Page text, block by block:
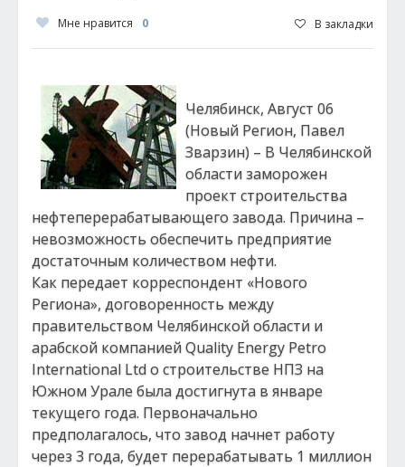
Мне нравится 0 В закладки
Челябинск, Август 06
(Новый Регион, Павел
Зварзин) – В Челябинской
области заморожен
проект строительства
нефтеперерабатывающего завода. Причина –
невозможность обеспечить предприятие
достаточным количеством нефти.
Как передает корреспондент «Нового
Региона», договоренность между
правительством Челябинской области и
арабской компанией Quality Energy Petro
International Ltd о строительстве НПЗ на
Южном Урале была достигнута в январе
текущего года. Первоначально
предполагалось, что завод начнет работу
через 3 года, будет перерабатывать 1 миллион